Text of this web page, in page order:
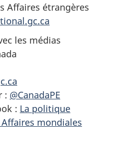
Affaires étrangères
les médias
: @CanadaPE
: La politique
mondiales